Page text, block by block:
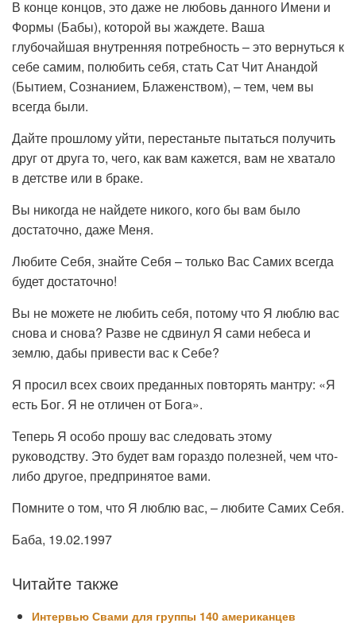
В конце концов, это даже не любовь данного Имени и
Формы (Бабы), которой вы жаждете. Ваша
глубочайшая внутренняя потребность – это вернуться к
себе самим, полюбить себя, стать Сат Чит Анандой
(Бытием, Сознанием, Блаженством), – тем, чем вы
всегда были.
Дайте прошлому уйти, перестаньте пытаться получить
друг от друга то, чего, как вам кажется, вам не хватало
в детстве или в браке.
Вы никогда не найдете никого, кого бы вам было
достаточно, даже Меня.
Любите Себя, знайте Себя – только Вас Самих всегда
будет достаточно!
Вы не можете не любить себя, потому что Я люблю вас
снова и снова? Разве не сдвинул Я сами небеса и
землю, дабы привести вас к Себе?
Я просил всех своих преданных повторять мантру: «Я
есть Бог. Я не отличен от Бога».
Теперь Я особо прошу вас следовать этому
руководству. Это будет вам гораздо полезней, чем что-
либо другое, предпринятое вами.
Помните о том, что Я люблю вас, – любите Самих Себя.
Баба, 19.02.1997
Читайте также
Интервью Свами для группы 140 американцев